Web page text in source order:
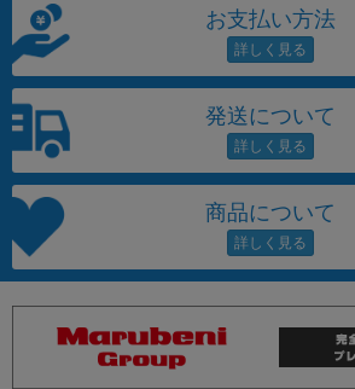
お支払い方法
発送について
商品について